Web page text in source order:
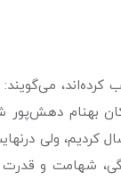
بهنام
کردیم، ولی
شهامت و